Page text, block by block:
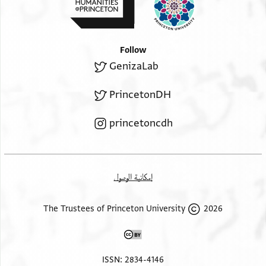
Follow
GenizaLab
PrincetonDH
princetoncdh
إمكانية الوصول
2026 The Trustees of Princeton University
ISSN: 2834-4146